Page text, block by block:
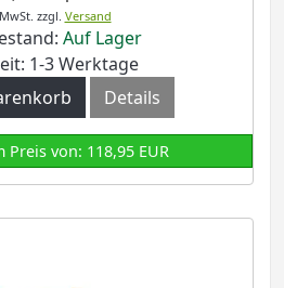
zzgl. Versand
Auf Lager
1-3 Werktage
Details
Preis von: 118,95 EUR